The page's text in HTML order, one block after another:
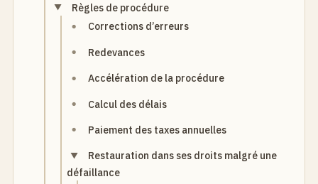
Règles de procédure
Corrections d’erreurs
Redevances
Accélération de la procédure
Calcul des délais
Paiement des taxes annuelles
Restauration dans ses droits malgré une
défaillance